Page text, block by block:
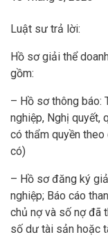
Luật sư trả lời:
Hồ sơ giải thể
gồm:
– Hồ sơ thông báo:
nghiệp, Nghị quyết,
có thẩm quyền
có)
– Hồ sơ đăng ký
nghiệp; Báo cáo
chủ nợ và số nợ đã
số dư tài sản hoặc